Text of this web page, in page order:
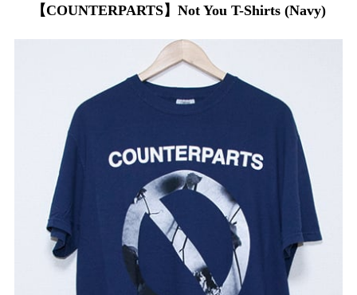
【COUNTERPARTS】Not You T-Shirts (Navy)